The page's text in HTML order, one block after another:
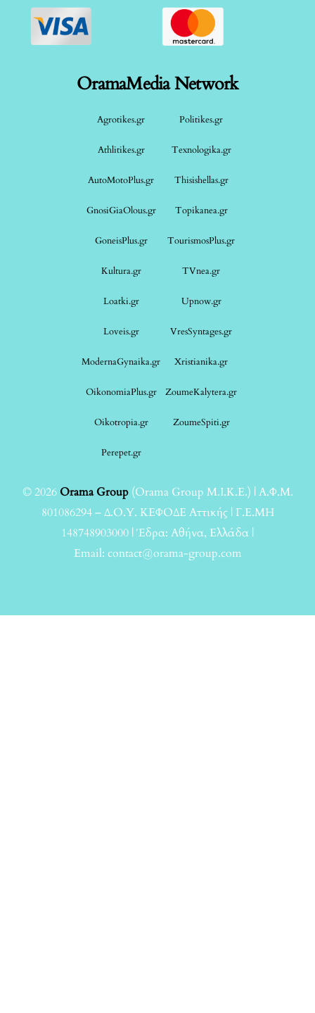
OramaMedia Network
Agrotikes.gr Politikes.gr
Athlitikes.gr Texnologika.gr
AutoMotoPlus.gr Thisishellas.gr
GnosiGiaOlous.gr Topikanea.gr
GoneisPlus.gr TourismosPlus.gr
Kultura.gr TVnea.gr
Loatki.gr Upnow.gr
Loveis.gr VresSyntages.gr
ModernaGynaika.gr Xristianika.gr
OikonomiaPlus.gr ZoumeKalytera.gr
Oikotropia.gr ZoumeSpiti.gr
Perepet.gr
© 2026Orama Group(Orama Group Μ.Ι.Κ.Ε.) | Α.Φ.Μ.
801086294 – Δ.Ο.Υ. ΚΕΦΟΔΕ Αττικής | Γ.Ε.ΜΗ
148748903000 | Έδρα: Αθήνα, Ελλάδα |
Email: contact@orama-group.com